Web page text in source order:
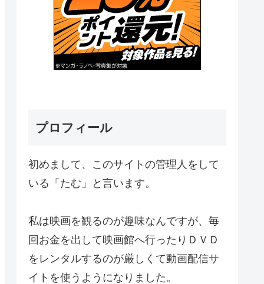
プロフィール
初めまして、このサイトの管理人をして
いる「たむ」と言います。
私は映画を観るのが趣味なんですが、毎
回お金を出して映画館へ行ったりＤＶＤ
をレンタルするのが厳しくて動画配信サ
イトを使うようになりました。